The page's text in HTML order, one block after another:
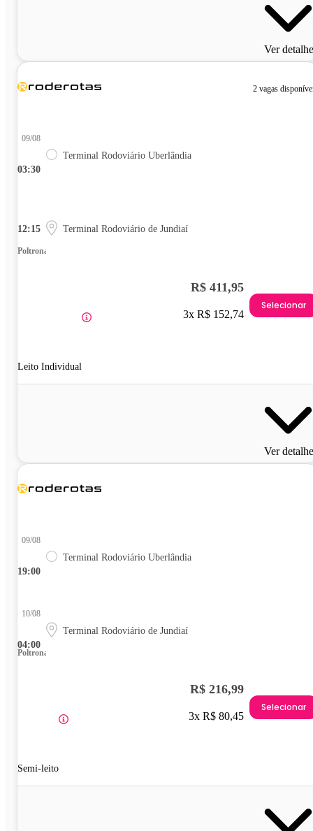
Ver
2 vagas
03:30
09/08
Terminal Rodoviário Uberlândia
12:15 Terminal Rodoviário de Jundiaí
Poltrona
Leito Individual
R$ 411,95
3x R$ 152,74
Selecionar
Ver
19:00
09/08
Terminal Rodoviário Uberlândia
04:00
10/08
Terminal Rodoviário de Jundiaí
Poltrona
Semi-leito
R$ 216,99
3x R$ 80,45
Selecionar